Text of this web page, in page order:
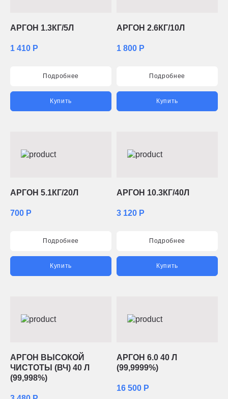
АРГОН 1.3КГ/5Л
1 410 Р
Подробнее
Купить
АРГОН 2.6КГ/10Л
1 800 Р
Подробнее
Купить
АРГОН 5.1КГ/20Л
700 Р
Подробнее
Купить
АРГОН 10.3КГ/40Л
3 120 Р
Подробнее
Купить
АРГОН ВЫСОКОЙ
ЧИСТОТЫ (ВЧ) 40 Л
(99,998%)
АРГОН 6.0 40 Л
(99,9999%)
16 500 Р